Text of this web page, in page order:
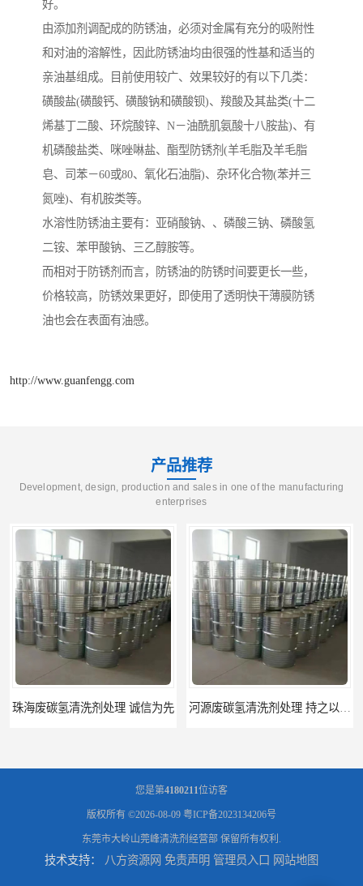
好。
由添加剂调配成的防锈油，必须对金属有充分的吸附性
和对油的溶解性，因此防锈油均由很强的性基和适当的
亲油基组成。目前使用较广、效果较好的有以下几类：
磺酸盐(磺酸钙、磺酸钠和磺酸钡)、羧酸及其盐类(十二
烯基丁二酸、环烷酸锌、N－油酰肌氨酸十八胺盐)、有
机磷酸盐类、咪唑啉盐、酯型防锈剂(羊毛脂及羊毛脂
皂、司苯－60或80、氧化石油脂)、杂环化合物(苯并三
氮唑)、有机胺类等。
水溶性防锈油主要有：亚硝酸钠、、磷酸三钠、磷酸氢
二铵、苯甲酸钠、三乙醇胺等。
而相对于防锈剂而言，防锈油的防锈时间要更长一些，
价格较高，防锈效果更好，即使用了透明快干薄膜防锈
油也会在表面有油感。
http://www.guanfengg.com
产品推荐
Development, design, production and sales in one of the manufacturing
enterprises
河源废碳氢清洗剂处理 持之以恒为客户服务
您是第4180211位访客
版权所有 ©2026-08-09 粤ICP备2023134206号
东莞市大岭山莞峰清洗剂经营部 保留所有权利.
技术支持： 八方资源网 免责声明 管理员入口 网站地图